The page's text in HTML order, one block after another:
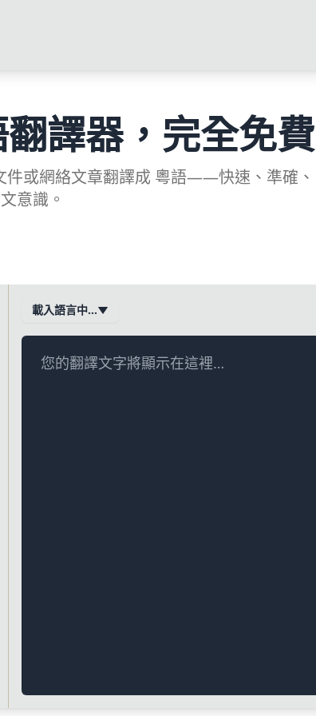
譯器，完全免費
件或網絡文章翻譯成 粵語——快速、準確、
意識。
載入語言中…
您的翻譯文字將顯示在這裡…